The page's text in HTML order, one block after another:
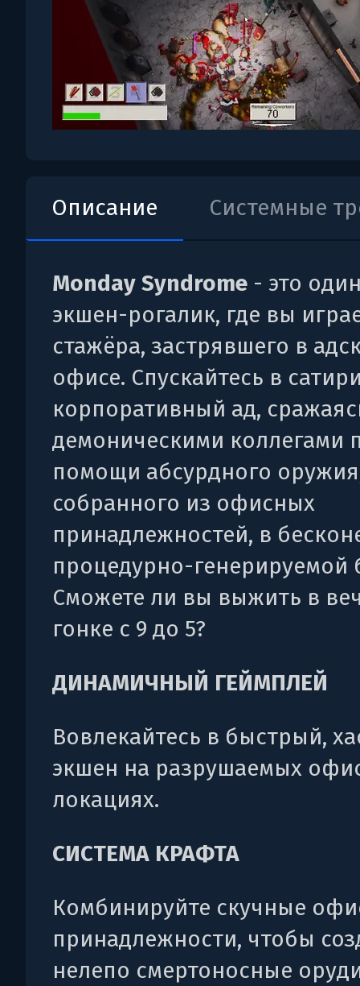
Описание Системные
Monday Syndrome - это
экшен-рогалик, где вы
стажёра, застрявшего в
офисе. Спускайтесь в
корпоративный ад,
демоническими коллегами
помощи абсурдного
собранного из офисных
принадлежностей, в
процедурно-генерируемой
Сможете ли вы выжить в
гонке с 9 до 5?
ДИНАМИЧНЫЙ ГЕЙМПЛЕЙ
Вовлекайтесь в быстрый,
экшен на разрушаемых
локациях.
СИСТЕМА КРАФТА
Комбинируйте скучные
принадлежности, чтобы
нелепо смертоносные